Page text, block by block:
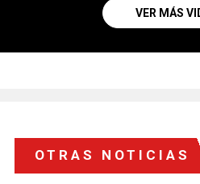
VER MÁS
OTRAS NOTICIAS